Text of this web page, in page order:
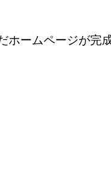
ホームページが完